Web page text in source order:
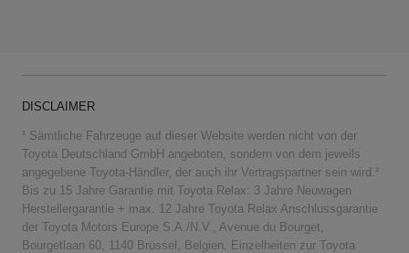
DISCLAIMER
¹ Sämtliche Fahrzeuge auf dieser Website werden nicht von der
Toyota Deutschland GmbH angeboten, sondern von dem jeweils
angegebene Toyota-Händler, der auch ihr Vertragspartner sein wird.²
Bis zu 15 Jahre Garantie mit Toyota Relax: 3 Jahre Neuwagen
Herstellergarantie + max. 12 Jahre Toyota Relax Anschlussgarantie
der Toyota Motors Europe S.A./N.V., Avenue du Bourget,
Bourgetlaan 60, 1140 Brüssel, Belgien. Einzelheiten zur Toyota